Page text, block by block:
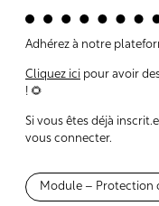
Adhérez à notre
Cliquez ici pour avoir
! 🌻
Si vous êtes déjà
vous connecter.
Module – Protection